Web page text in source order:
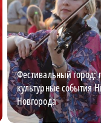
Фестивальный город:
культурные события
Новгорода